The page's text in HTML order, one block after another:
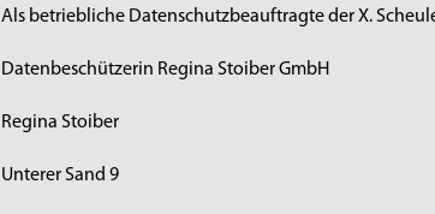
Als betriebliche Datenschutzbeauftragte der X.
Datenbeschützerin Regina Stoiber GmbH
Regina Stoiber
Unterer Sand 9